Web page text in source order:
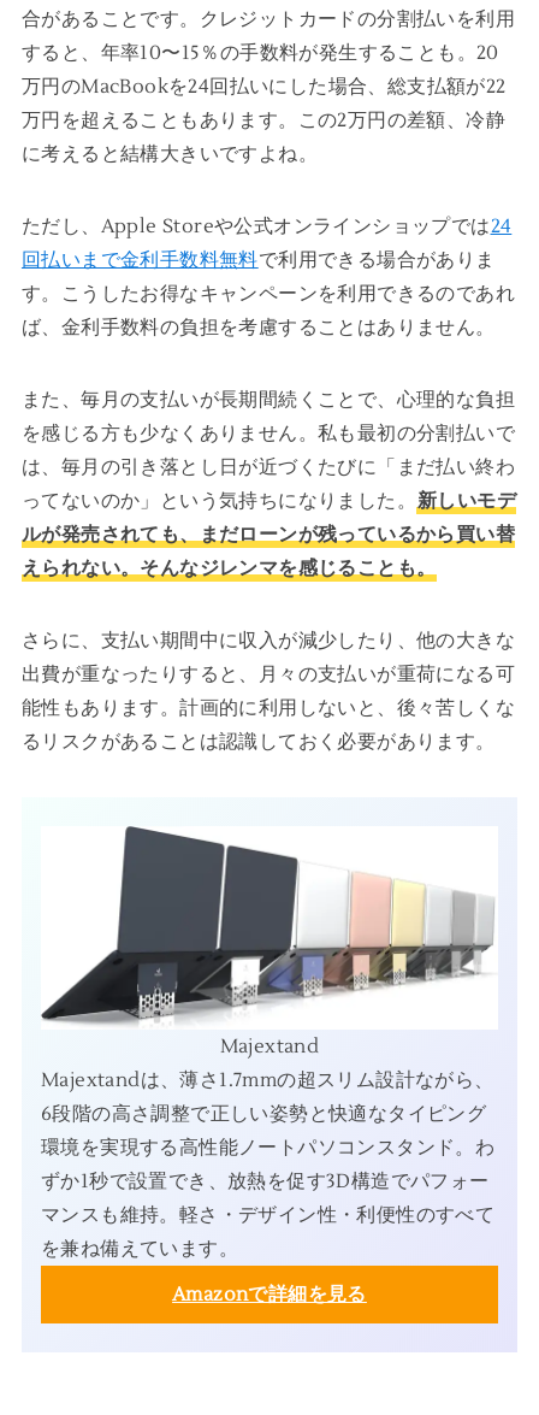
合があることです。クレジットカードの分割払いを利用
すると、年率10〜15％の手数料が発生することも。20
万円のMacBookを24回払いにした場合、総支払額が22
万円を超えることもあります。この2万円の差額、冷静
に考えると結構大きいですよね。
ただし、Apple Storeや公式オンラインショップでは24
回払いまで金利手数料無料で利用できる場合がありま
す。こうしたお得なキャンペーンを利用できるのであれ
ば、金利手数料の負担を考慮することはありません。
また、毎月の支払いが長期間続くことで、心理的な負担
を感じる方も少なくありません。私も最初の分割払いで
は、毎月の引き落とし日が近づくたびに「まだ払い終わ
ってないのか」という気持ちになりました。 新しいモデ
ルが発売されても、まだローンが残っているから買い替
えられない。そんなジレンマを感じることも。
さらに、支払い期間中に収入が減少したり、他の大きな
出費が重なったりすると、月々の支払いが重荷になる可
能性もあります。計画的に利用しないと、後々苦しくな
るリスクがあることは認識しておく必要があります。
Majextand
Majextandは、薄さ1.7mmの超スリム設計ながら、
6段階の高さ調整で正しい姿勢と快適なタイピング
環境を実現する高性能ノートパソコンスタンド。わ
ずか1秒で設置でき、放熱を促す3D構造でパフォー
マンスも維持。軽さ・デザイン性・利便性のすべて
を兼ね備えています。
Amazonで詳細を見る